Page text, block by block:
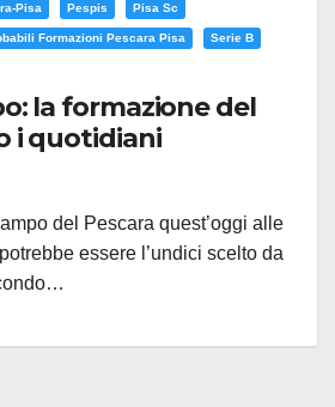
Pisa Pespis Pisa Sc
Formazioni Pescara Pisa Serie B
la formazione del
i quotidiani
del Pescara quest’oggi alle
essere l’undici scelto da